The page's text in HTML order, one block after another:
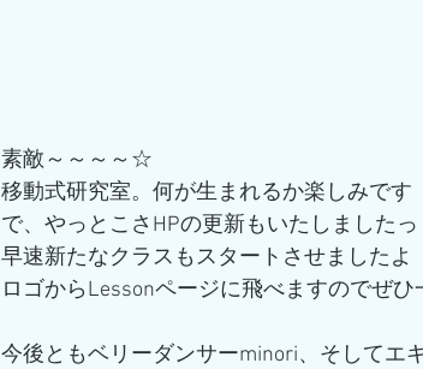
素敵～～～～☆
移動式研究室。何が生まれるか楽しみです
で、やっとこさHPの更新もいたしましたっ
早速新たなクラスもスタートさせましたよ
ロゴからLessonページに飛べますのでぜ
今後ともベリーダンサーminori、そしてエ